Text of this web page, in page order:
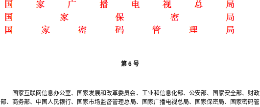
第 6 号
国家互联网信息办公室、国家发展和改革委员会、工业和信息化部、公安部、国家安全部、财政
部、商务部、中国人民银行、国家市场监督管理总局、国家广播电视总局、国家保密局、国家密码管